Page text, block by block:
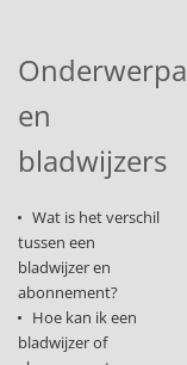
en
bladwijzers
Wat is het verschil
tussen een
bladwijzer en
abonnement?
Hoe kan ik een
bladwijzer of